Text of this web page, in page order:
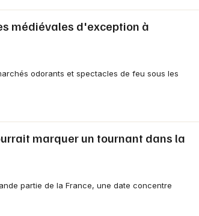
médiévales d'exception à
odorants et spectacles de feu sous les
marquer un tournant dans la
partie de la France, une date concentre